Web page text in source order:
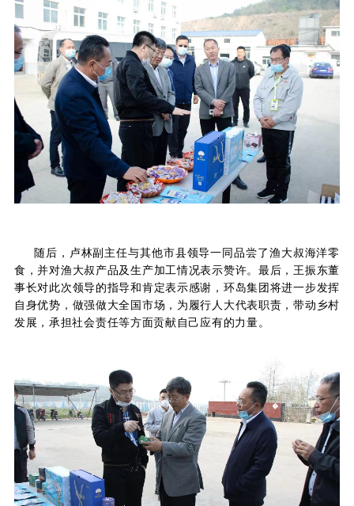
随后，卢林副主任与其他市县领导一同品尝了渔大叔海洋零
食，并对渔大叔产品及生产加工情况表示赞许。最后，王振东董
事长对此次领导的指导和肯定表示感谢，环岛集团将进一步发挥
自身优势，做强做大全国市场，为履行人大代表职责，带动乡村
发展，承担社会责任等方面贡献自己应有的力量。